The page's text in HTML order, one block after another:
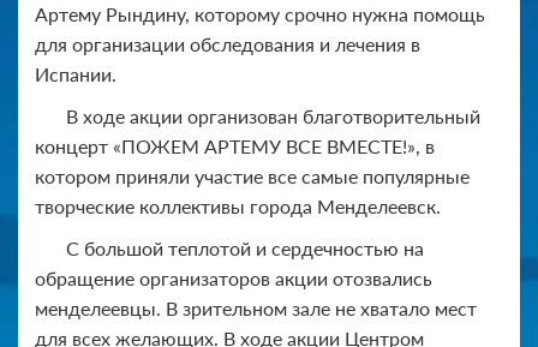
Артему Рындину, которому срочно нужна помощь
для организации обследования и лечения в
Испании.
В ходе акции организован благотворительный
концерт «ПОЖЕМ АРТЕМУ ВСЕ ВМЕСТЕ!», в
котором приняли участие все самые популярные
творческие коллективы города Менделеевск.
С большой теплотой и сердечностью на
обращение организаторов акции отозвались
менделеевцы. В зрительном зале не хватало мест
для всех желающих. В ходе акции Центром